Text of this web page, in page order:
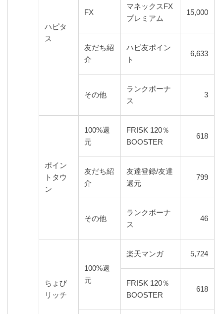
ハピタ
ス
FX
マネックスFX
プレミアム
15,000
友だち紹
介
ハピ友ポイン
ト
6,633
その他
ランクボーナ
ス
3
ポイン
トタウ
ン
100%還
元
FRISK 120％
BOOSTER
618
友だち紹
介
友達登録/友達
還元
799
その他
ランクボーナ
ス
46
ちょび
リッチ
100%還
元
楽天マンガ 5,724
FRISK 120％
BOOSTER
618